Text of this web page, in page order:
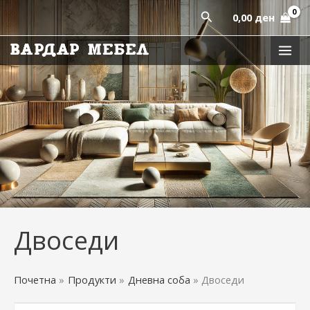
to
content
Пребарај
0,00 ден
Двоседи
Почетна Продукти Дневна соба Двоседи
Sorted
by
latest